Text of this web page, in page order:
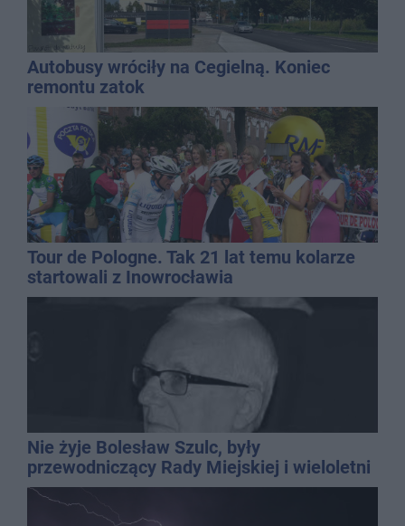
Autobusy wróciły na Cegielną. Koniec
remontu zatok
Tour de Pologne. Tak 21 lat temu kolarze
startowali z Inowrocławia
Nie żyje Bolesław Szulc, były
przewodniczący Rady Miejskiej i wieloletni
dyrektor SP 14